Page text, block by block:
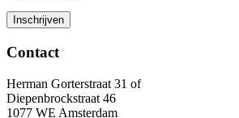
Contact
Herman Gorterstraat 31 of
Diepenbrockstraat 46
1077 WE Amsterdam